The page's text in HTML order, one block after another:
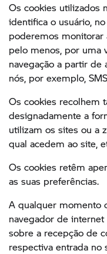
Os cookies utilizados
identifica o usuário,
poderemos monitorar
pelo menos, por uma
navegação a partir de
nós, por exemplo,
Os cookies recolhem
designadamente a
utilizam os sites ou a
qual acedem ao site,
Os cookies retêm
as suas preferências.
A qualquer momento
navegador de
sobre a recepção de
respectiva entrada no